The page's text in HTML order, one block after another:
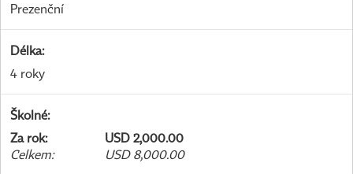
Prezenční
Délka:
4 roky
Školné:
Za rok:
USD 2,000.00
Celkem: USD 8,000.00